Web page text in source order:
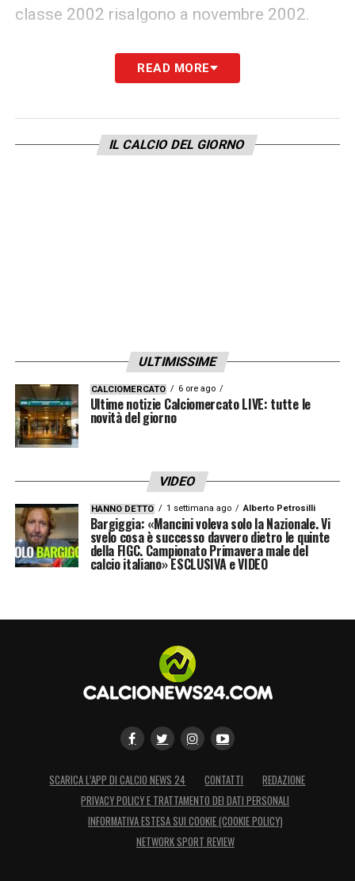
classe 2002 risalgono a novembre 2002.
A riportate la notizia è laGazzetta del Sud
sostituto procuratore Roberto La Speme,
sessuale nei confronti dei due calciatori,
READ MORE
IL CALCIO DEL GIORNO
ULTIMISSIME
CALCIOMERCATO 6 ore ago
Ultime notizie Calciomercato LIVE: tutte le
novità del giorno
VIDEO
HANNO DETTO 1 settimana ago Alberto Petrosilli
Bargiggia: «Mancini voleva solo la Nazionale. Vi
svelo cosa è successo davvero dietro le quinte
della FIGC. Campionato Primavera male del
calcio italiano» ESCLUSIVA e VIDEO
SCARICA L’APP DI CALCIO NEWS 24 CONTATTI
REDAZIONE
PRIVACY POLICY E TRATTAMENTO DEI DATI PERSONALI
INFORMATIVA ESTESA SUI COOKIE (COOKIE POLICY)
NETWORK SPORT REVIEW